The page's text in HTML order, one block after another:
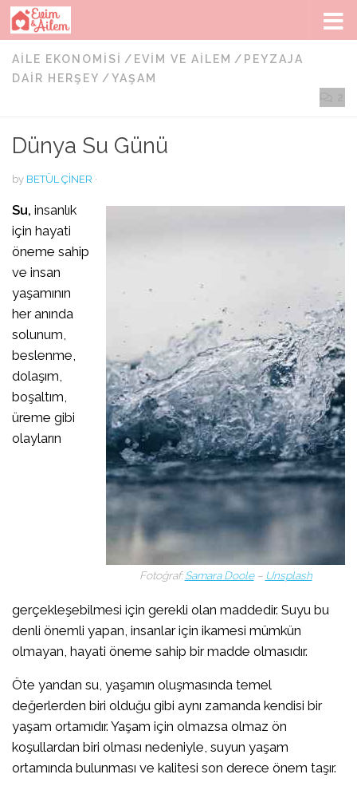
Skip to content
AILE EKONOMISI / EVIM VE AILEM / PEYZAJA
DAIR HERŞEY /YAŞAM
Dünya Su Günü
by BETÜL ÇINER ·
Fotoğraf:Samara Doole– Unsplash
Su, insanlık
için hayati
öneme sahip
ve insan
yaşamının
her anında
solunum,
beslenme,
dolaşım,
boşaltım,
üreme gibi
olayların
gerçekleşebilmesi için gerekli olan maddedir. Suyu bu
denli önemli yapan, insanlar için ikamesi mümkün
olmayan, hayati öneme sahip bir madde olmasıdır.
Öte yandan su, yaşamın oluşmasında temel
değerlerden biri olduğu gibi aynı zamanda kendisi bir
yaşam ortamıdır. Yaşam için olmazsa olmaz ön
koşullardan biri olması nedeniyle, suyun yaşam
ortamında bulunması ve kalitesi son derece önem taşır.